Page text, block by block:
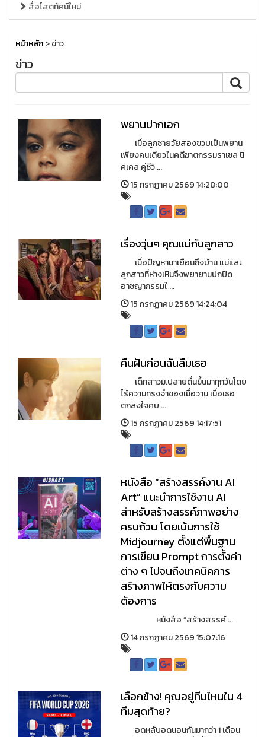
สื่อโสตทัศน์ใหม่
หน้าหลัก> ข่าว
ข่าว
พยานปากเอก
เมื่อลูกชายวัยสองขวบเป็นพยาน
เพียงคนเดียวในคดีฆาตกรรมราเชล นิ
คเคล คู่ชีวิ ...
15 กรกฏาคม 2569 14:28:00
เรื่องวุ่นๆ คุณแม่กับลูกสาว
เมื่อปัญหามาเยือนถึงบ้าน แม่และ
ลูกสาวที่ห่างเหินจึงพยายามปกปิด
อาชญากรรมใ ...
15 กรกฏาคม 2569 14:24:04
คืนฝันก่อนฉันลืมเธอ
เด็กสาวม.ปลายตื่นขึ้นมาทุกวันโดย
ไร้ความทรงจำของเมื่อวาน เมื่อเธอ
ตกลงใจคบ ...
15 กรกฏาคม 2569 14:17:51
หนังสือ “สร้างสรรค์งาน AI
Art” แนะนำการใช้งาน AI
สำหรับสร้างสรรค์ภาพอย่าง
ครบถ้วน โดยเน้นการใช้
Midjourney ตั้งแต่พื้นฐาน
การเขียน Prompt การตั้งค่า
ต่าง ๆ ไปจนถึงเทคนิคการ
สร้างภาพให้ตรงกับความ
ต้องการ
หนังสือ “สร้างสรรค์ ...
14 กรกฏาคม 2569 15:07:16
เลือกข้าง! คุณอยู่ทีมไหนใน 4
ทีมสุดท้าย?
อดหลับอดนอนกันมากว่า 1 เดือน